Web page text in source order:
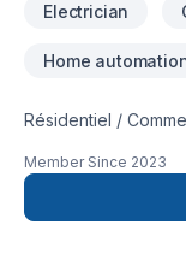
Electrician
Home
Résidentiel /
Rénovation-
Changement
Génératrice -
Member Since 2023